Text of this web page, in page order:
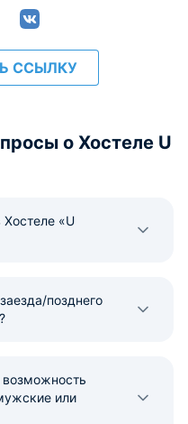
ССЫЛКУ
о Хостеле U
«U
позднего
возможность
или